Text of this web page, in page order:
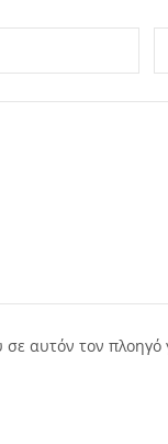
αυτόν τον